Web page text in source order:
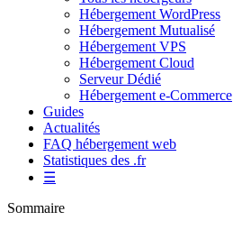
Hébergement WordPress
Hébergement Mutualisé
Hébergement VPS
Hébergement Cloud
Serveur Dédié
Hébergement e-Commerce
Guides
Actualités
FAQ hébergement web
Statistiques des .fr
☰
Sommaire